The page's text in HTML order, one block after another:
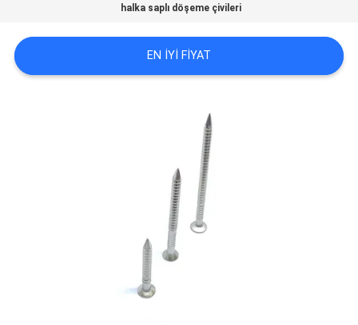
SITE
HARITASI
halka saplı döşeme çivileri
EN IYI FIYAT